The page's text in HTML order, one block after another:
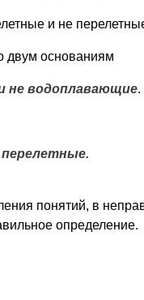
и не
двум основаниям
не водоплавающие.
понятий, в
определение.